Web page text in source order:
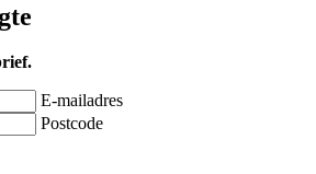
E-mailadres
Postcode